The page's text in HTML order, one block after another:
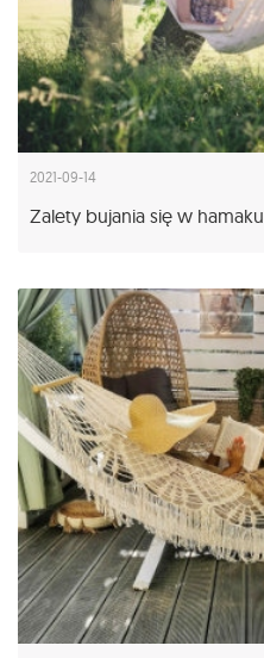
2021-09-14
Zalety bujania się w hamaku